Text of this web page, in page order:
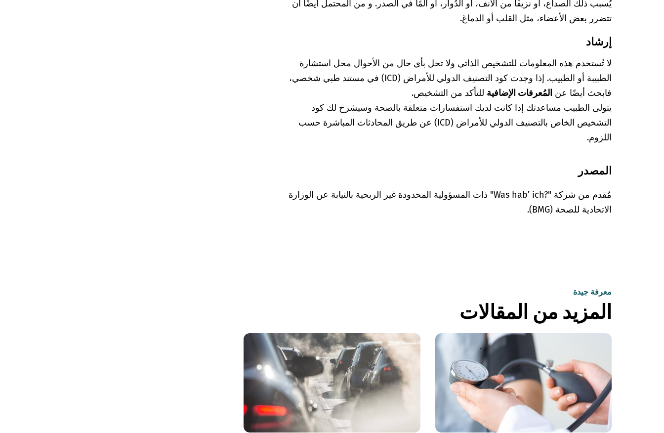
يُسبب ذلك الصداع، أو نزيفًا من الأنف، أو الدُوار، أو ألمًا في الصدر. و من المحتمل أيضًا أن
تتضرر بعض الأعضاء، مثل القلب أو الدماغ.
إرشاد
لا تُستخدم هذه المعلومات للتشخيص الذاتي ولا تحل بأي حال من الأحوال محل استشارة
الطبيبة أو الطبيب. إذا وجدت كود التصنيف الدولي للأمراض (ICD) في مستند طبي شخصي،
فابحث أيضًا عن المُعرفات الإضافية للتأكد من التشخيص.
يتولى الطبيب مساعدتك إذا كانت لديك استفسارات متعلقة بالصحة وسيشرح لك كود
التشخيص الخاص بالتصنيف الدولي للأمراض (ICD) عن طريق المحادثات المباشرة حسب
اللزوم.
المصدر
مُقدم من شركة "Was hab’ ich?‎" ذات المسؤولية المحدودة غير الربحية بالنيابة عن الوزارة
الاتحادية للصحة (BMG).
معرفة جيدة
المزيد من المقالات